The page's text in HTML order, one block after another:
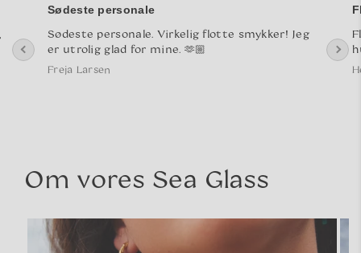
Sødeste personale
Sødeste personale. Virkelig flotte smykker! Jeg
er utrolig glad for mine. 🫶🏼
Freja Larsen
Om vores Sea Glass